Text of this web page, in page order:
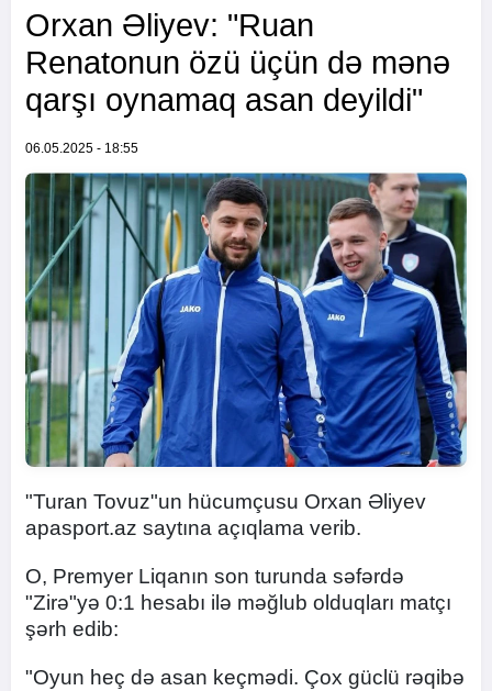
Orxan Əliyev: "Ruan
Renatonun özü üçün də mənə
qarşı oynamaq asan deyildi"
06.05.2025 - 18:55
"Turan Tovuz"un hücumçusu Orxan Əliyev
apasport.az saytına açıqlama verib.
O, Premyer Liqanın son turunda səfərdə
"Zirə"yə 0:1 hesabı ilə məğlub olduqları matçı
şərh edib:
"Oyun heç də asan keçmədi. Çox güclü rəqibə